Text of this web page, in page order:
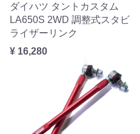
ダイハツ タントカスタム
LA650S 2WD 調整式スタビ
ライザーリンク
¥ 16,280